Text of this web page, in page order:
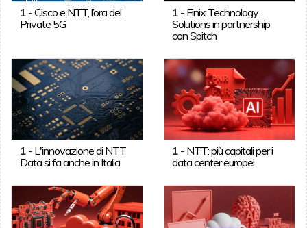
1-Cisco e NTT, l’ora del
Private 5G
1 - Finix Technology
Solutions in partnership
con Spitch
1- L'innovazione di NTT
Data si fa anche in Italia
1 - NTT: più capitali per i
data center europei